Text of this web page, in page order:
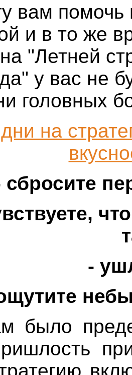
вам помочь
и в то же
"Летней
у вас не
головных
на
сбросите
-
было